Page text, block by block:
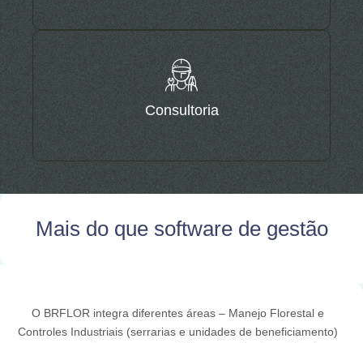
Consultoria
Mais do que software de gestão
O BRFLOR integra diferentes áreas – Manejo Florestal e
Controles Industriais (serrarias e unidades de beneficiamento)